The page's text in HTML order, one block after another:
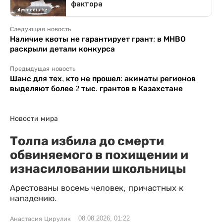
Следующая новость
Наличие квоты не гарантирует грант: в МНВО
раскрыли детали конкурса
Предыдущая новость
Шанс для тех, кто не прошел: акиматы регионов
выделяют более 2 тыс. грантов в Казахстане
Новости мира
Толпа избила до смерти
обвиняемого в похищении и
изнасиловании школьницы
Арестованы восемь человек, причастных к
нападению.
Анастасия Цирулик 08.08.2026, 01:22